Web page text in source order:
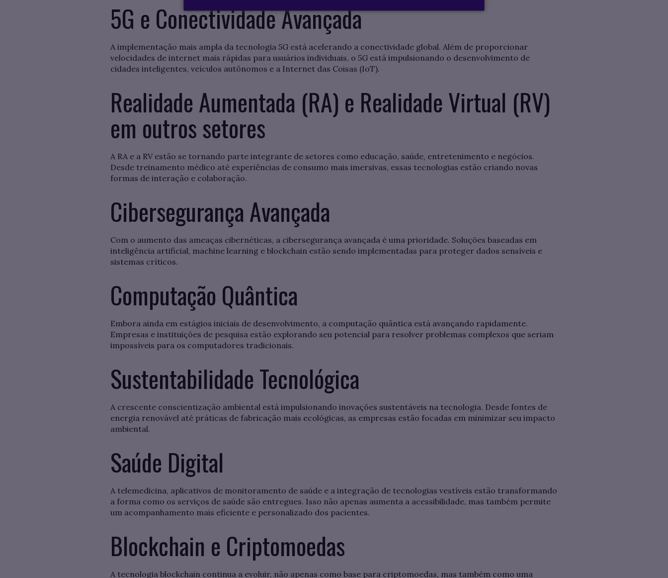
5G e Conectividade Avançada
A implementação mais ampla da tecnologia 5G está acelerando a conectividade global. Além de proporcionar
velocidades de internet mais rápidas para usuários individuais, o 5G está impulsionando o desenvolvimento de
cidades inteligentes, veículos autônomos e a Internet das Coisas (IoT).
Realidade Aumentada (RA) e Realidade Virtual (RV)
em outros setores
A RA e a RV estão se tornando parte integrante de setores como educação, saúde, entretenimento e negócios.
Desde treinamento médico até experiências de consumo mais imersivas, essas tecnologias estão criando novas
formas de interação e colaboração.
Cibersegurança Avançada
Com o aumento das ameaças cibernéticas, a cibersegurança avançada é uma prioridade. Soluções baseadas em
inteligência artificial, machine learning e blockchain estão sendo implementadas para proteger dados sensíveis e
sistemas críticos.
Computação Quântica
Embora ainda em estágios iniciais de desenvolvimento, a computação quântica está avançando rapidamente.
Empresas e instituições de pesquisa estão explorando seu potencial para resolver problemas complexos que seriam
impossíveis para os computadores tradicionais.
Sustentabilidade Tecnológica
A crescente conscientização ambiental está impulsionando inovações sustentáveis na tecnologia. Desde fontes de
energia renovável até práticas de fabricação mais ecológicas, as empresas estão focadas em minimizar seu impacto
ambiental.
Saúde Digital
A telemedicina, aplicativos de monitoramento de saúde e a integração de tecnologias vestíveis estão transformando
a forma como os serviços de saúde são entregues. Isso não apenas aumenta a acessibilidade, mas também permite
um acompanhamento mais eficiente e personalizado dos pacientes.
Blockchain e Criptomoedas
A tecnologia blockchain continua a evoluir, não apenas como base para criptomoedas, mas também como uma